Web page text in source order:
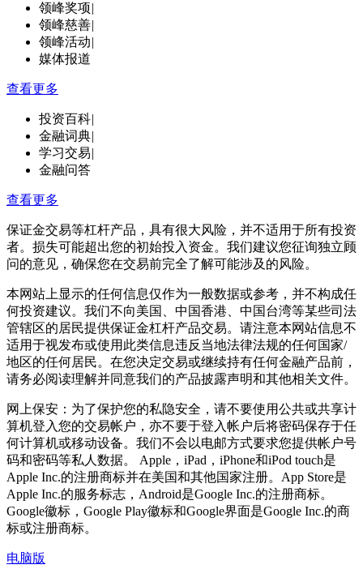
领峰奖项|
领峰慈善|
领峰活动|
媒体报道
查看更多
投资百科|
金融词典|
学习交易|
金融问答
查看更多
保证金交易等杠杆产品，具有很大风险，并不适用于所有投资
者。损失可能超出您的初始投入资金。我们建议您征询独立顾
问的意见，确保您在交易前完全了解可能涉及的风险。
本网站上显示的任何信息仅作为一般数据或参考，并不构成任
何投资建议。我们不向美国、中国香港、中国台湾等某些司法
管辖区的居民提供保证金杠杆产品交易。请注意本网站信息不
适用于视发布或使用此类信息违反当地法律法规的任何国家/
地区的任何居民。在您决定交易或继续持有任何金融产品前，
请务必阅读理解并同意我们的产品披露声明和其他相关文件。
网上保安：为了保护您的私隐安全，请不要使用公共或共享计
算机登入您的交易帐户，亦不要于登入帐户后将密码保存于任
何计算机或移动设备。我们不会以电邮方式要求您提供帐户号
码和密码等私人数据。 Apple，iPad，iPhone和iPod touch是
Apple Inc.的注册商标并在美国和其他国家注册。App Store是
Apple Inc.的服务标志，Android是Google Inc.的注册商标。
Google徽标，Google Play徽标和Google界面是Google Inc.的商
标或注册商标。
电脑版